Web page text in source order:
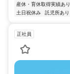
産休・育休取得実績あり
土日祝休み
託児所あり
正社員